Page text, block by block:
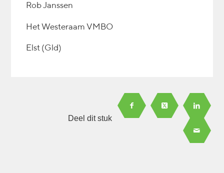
Rob Janssen
Het Westeraam VMBO
Elst (Gld)
Deel dit stuk